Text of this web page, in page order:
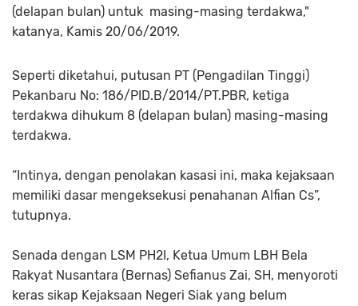
(delapan bulan) untuk masing-masing terdakwa,"
katanya, Kamis 20/06/2019.
Seperti diketahui, putusan PT (Pengadilan Tinggi)
Pekanbaru No: 186/PID.B/2014/PT.PBR, ketiga
terdakwa dihukum 8 (delapan bulan) masing-masing
terdakwa.
“Intinya, dengan penolakan kasasi ini, maka kejaksaan
memiliki dasar mengeksekusi penahanan Alfian Cs”,
tutupnya.
Senada dengan LSM PH2I, Ketua Umum LBH Bela
Rakyat Nusantara (Bernas) Sefianus Zai, SH, menyoroti
keras sikap Kejaksaan Negeri Siak yang belum